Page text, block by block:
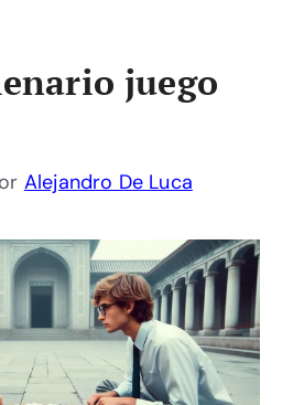
juego
Alejandro De Luca